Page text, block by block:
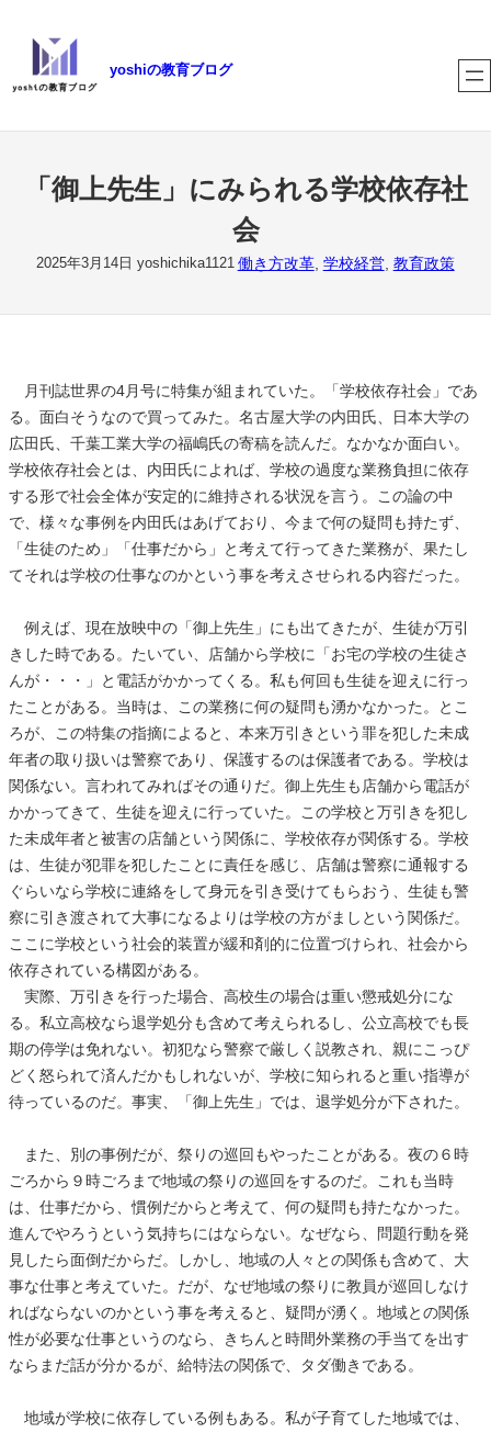
yoshiの教育ブログ
「御上先生」にみられる学校依存社
会
2025年3月14日 yoshichika1121 働き方改革, 学校経営, 教育政策
月刊誌世界の4月号に特集が組まれていた。「学校依存社会」であ
る。面白そうなので買ってみた。名古屋大学の内田氏、日本大学の
広田氏、千葉工業大学の福嶋氏の寄稿を読んだ。なかなか面白い。
学校依存社会とは、内田氏によれば、学校の過度な業務負担に依存
する形で社会全体が安定的に維持される状況を言う。この論の中
で、様々な事例を内田氏はあげており、今まで何の疑問も持たず、
「生徒のため」「仕事だから」と考えて行ってきた業務が、果たし
てそれは学校の仕事なのかという事を考えさせられる内容だった。
例えば、現在放映中の「御上先生」にも出てきたが、生徒が万引
きした時である。たいてい、店舗から学校に「お宅の学校の生徒さ
んが・・・」と電話がかかってくる。私も何回も生徒を迎えに行っ
たことがある。当時は、この業務に何の疑問も湧かなかった。とこ
ろが、この特集の指摘によると、本来万引きという罪を犯した未成
年者の取り扱いは警察であり、保護するのは保護者である。学校は
関係ない。言われてみればその通りだ。御上先生も店舗から電話が
かかってきて、生徒を迎えに行っていた。この学校と万引きを犯し
た未成年者と被害の店舗という関係に、学校依存が関係する。学校
は、生徒が犯罪を犯したことに責任を感じ、店舗は警察に通報する
ぐらいなら学校に連絡をして身元を引き受けてもらおう、生徒も警
察に引き渡されて大事になるよりは学校の方がましという関係だ。
ここに学校という社会的装置が緩和剤的に位置づけられ、社会から
依存されている構図がある。
実際、万引きを行った場合、高校生の場合は重い懲戒処分にな
る。私立高校なら退学処分も含めて考えられるし、公立高校でも長
期の停学は免れない。初犯なら警察で厳しく説教され、親にこっぴ
どく怒られて済んだかもしれないが、学校に知られると重い指導が
待っているのだ。事実、「御上先生」では、退学処分が下された。
また、別の事例だが、祭りの巡回もやったことがある。夜の６時
ごろから９時ごろまで地域の祭りの巡回をするのだ。これも当時
は、仕事だから、慣例だからと考えて、何の疑問も持たなかった。
進んでやろうという気持ちにはならない。なぜなら、問題行動を発
見したら面倒だからだ。しかし、地域の人々との関係も含めて、大
事な仕事と考えていた。だが、なぜ地域の祭りに教員が巡回しなけ
ればならないのかという事を考えると、疑問が湧く。地域との関係
性が必要な仕事というのなら、きちんと時間外業務の手当てを出す
ならまだ話が分かるが、給特法の関係で、タダ働きである。
地域が学校に依存している例もある。私が子育てした地域では、